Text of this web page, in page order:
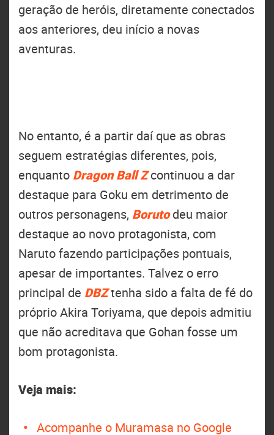
geração de heróis, diretamente conectados
aos anteriores, deu início a novas
aventuras.
No entanto, é a partir daí que as obras
seguem estratégias diferentes, pois,
enquanto Dragon Ball Z continuou a dar
destaque para Goku em detrimento de
outros personagens, Boruto deu maior
destaque ao novo protagonista, com
Naruto fazendo participações pontuais,
apesar de importantes. Talvez o erro
principal de DBZtenha sido a falta de fé do
próprio Akira Toriyama, que depois admitiu
que não acreditava que Gohan fosse um
bom protagonista.
Veja mais:
Acompanhe o Muramasa no Google